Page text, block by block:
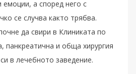
емоции, а според него с
се случва както трябва.
да свири в Клиниката по
и обща хирургия
в лечебното заведение.